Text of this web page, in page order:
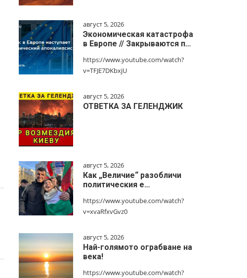
август 5, 2026
Экономическая катастрофа
в Европе // Закрываются п…
https://www.youtube.com/watch?
v=TFJE7DKbxjU
август 5, 2026
ОТВЕТКА ЗА ГЕЛЕНДЖИК
август 5, 2026
Как „Величие“ разобличи
политическия е…
https://www.youtube.com/watch?
v=xvaRfxvGvz0
август 5, 2026
Най-голямото ограбване на
века!
https://www.youtube.com/watch?